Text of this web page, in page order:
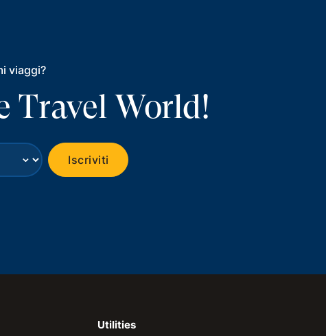
viaggi?
Travel World!
⌄ Iscriviti
Utilities